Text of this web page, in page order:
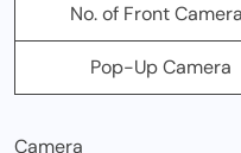
No. of Front
Pop-Up Camera
Camera